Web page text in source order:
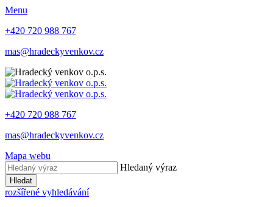
Menu
+420 720 988 767
mas@hradeckyvenkov.cz
+420 720 988 767
mas@hradeckyvenkov.cz
Mapa webu
Hledaný výraz
Hledat
rozšířené vyhledávání